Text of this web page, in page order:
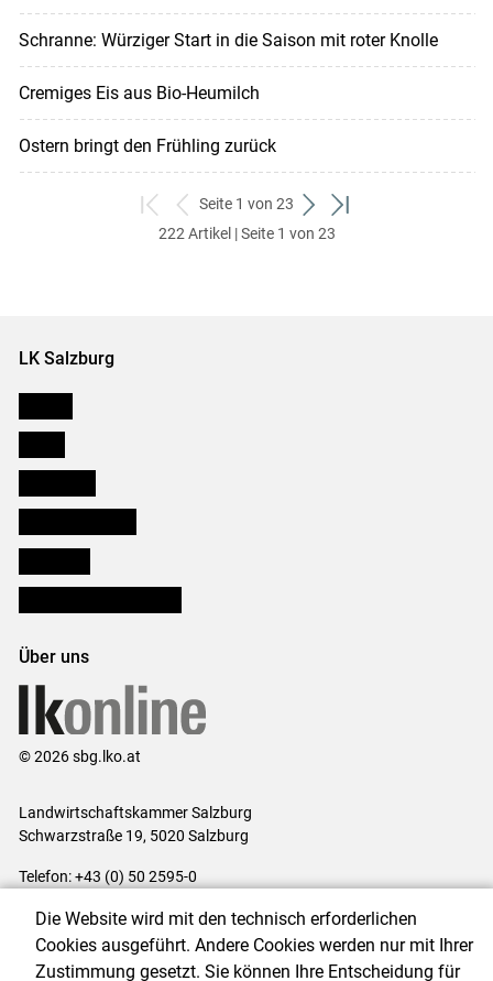
Schranne: Würziger Start in die Saison mit roter Knolle
Cremiges Eis aus Bio-Heumilch
Ostern bringt den Frühling zurück
zum
ersten
zurück
zum
Seite 1 von 23
weiter
zum
zum
222 Artikel | Seite 1 von 23
LK Salzburg
Über uns
© 2026 sbg.lko.at
Landwirtschaftskammer Salzburg
Schwarzstraße 19, 5020 Salzburg
Telefon: +43 (0) 50 2595-0
Impressum|Kontakt|Datenschutzerklärung|Barrierefreiheit|
Cookie-Einstellungen
Die Website wird mit den technisch erforderlichen
Cookies ausgeführt. Andere Cookies werden nur mit Ihrer
Zustimmung gesetzt. Sie können Ihre Entscheidung für